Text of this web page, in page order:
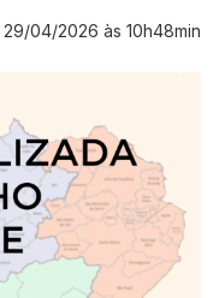
29/04/2026 às 10h48min